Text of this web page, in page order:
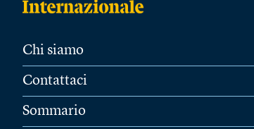
Chi siamo
Contattaci
Sommario